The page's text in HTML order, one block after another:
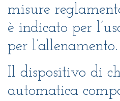
misure
è indicato per
per l’allenamento.
Il dispositivo di
automatica